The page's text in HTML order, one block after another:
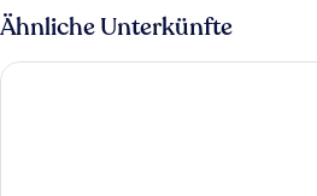
Business
Single
Room
Ähnliche Unterkünfte
Royal National Hotel